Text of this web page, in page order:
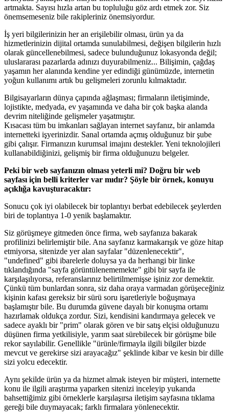
artmakta. Sayısı hızla artan bu topluluğu göz ardı etmek zor. Siz
önemsemeseniz bile rakipleriniz önemsiyordur.
İş yeri bilgilerinizin her an erişilebilir olması, ürün ya da
hizmetlerinizin dijital ortamda sunulabilmesi, değişen bilgilerin hızlı
olarak güncellenebilmesi, sadece bulunduğunuz lokasyonda değil;
uluslararası pazarlarda adınızı duyurabilmeniz... Bilişimin, çağdaş
yaşamın her alanında kendine yer edindiği günümüzde, internetin
yoğun kullanımı artık bu gelişmeleri zorunlu kılmaktadır.
Bilgisayarların dünya çapında ağlaşması; firmaların iletişiminde,
lojistikte, medyada, ev yaşamında ve daha bir çok başka alanda
devrim niteliğinde gelişmeler yaşatmıştır.
Kısacası tüm bu imkanları sağlayan internet sayfanız, bir anlamda
internetteki işyerinizdir. Sanal ortamda açmış olduğunuz bir şube
gibi çalışır. Firmanızın kurumsal imajını destekler. Yeni teknolojileri
kullanabildiğinizi, gelişmiş bir firma olduğunuzu belgeler.
Peki bir web sayfanızın olması yeterli mi? Doğru bir web
sayfası için belli kriterler var mıdır? Şöyle bir örnek, konuyu
açıklığa kavuşturacaktır:
Sonucu çok iyi olabilecek bir toplantıyı berbat edebilecek şeylerden
biri de toplantıya 1-0 yenik başlamaktır.
Siz görüşmeye gitmeden önce firma, web sayfanıza bakarak
profilinizi belirlemiştir bile. Ana sayfanız karmakarışık ve göze hitap
etmiyorsa, sitenizde yer alan sayfalar "düzenlenecektir",
"undefined" gibi ibarelerle doluysa ya da herhangi bir linke
tıklandığında "sayfa görüntülenememekte" gibi bir sayfa ile
karşılaşılıyorsa, referanslarınız belirtilmemişse işiniz zor demektir.
Çünkü tüm bunlardan sonra, siz daha oraya varmadan görüşeceğiniz
kişinin kafası gereksiz bir sürü soru işaretleriyle boğuşmaya
başlamıştır bile. Bu durumda güvene dayalı bir konuşma ortamı
hazırlamak oldukça zordur. Sizi, kendisini kandırmaya gelecek ve
sadece ayaklı bir "prim" olarak gören ve bir satış elçisi olduğunuzu
düşünen firma yetkilisiyle, yarım saat sürebilecek bir görüşme bile
rekor sayılabilir. Genellikle "ürünle/firmayla ilgili bilgiler bizde
mevcut ve gerekirse sizi arayacağız" şeklinde kibar ve kesin bir dille
sizi yolcu edecektir.
Aynı şekilde ürün ya da hizmet almak isteyen bir müşteri, internette
konu ile ilgili araştırma yaparken sitenizi inceleyip yukarıda
bahsettiğimiz gibi örneklerle karşılaşırsa iletişim sayfasına tıklama
gereği bile duymayacak; farklı firmalara yönlenecektir.